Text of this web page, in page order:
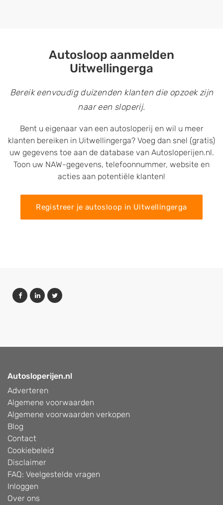
Autosloop aanmelden
Uitwellingerga
Bereik eenvoudig duizenden klanten die opzoek zijn
naar een sloperij.
Bent u eigenaar van een autosloperij en wil u meer
klanten bereiken in Uitwellingerga? Voeg dan snel (gratis)
uw gegevens toe aan de database van Autosloperijen.nl.
Toon uw NAW-gegevens, telefoonnummer, website en
acties aan potentiële klanten!
Registreer je autosloop in Uitwellingerga
Autosloperijen.nl
Adverteren
Algemene voorwaarden
Algemene voorwaarden verkopen
Blog
Contact
Cookiebeleid
Disclaimer
FAQ: Veelgestelde vragen
Inloggen
Over ons